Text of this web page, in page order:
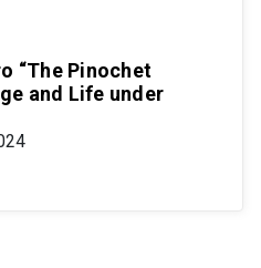
“The Pinochet
and Life under